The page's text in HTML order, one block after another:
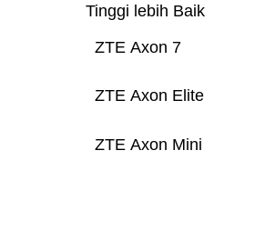
Tinggi lebih Baik
ZTE Axon Mini
ZTE Axon Elite
ZTE Axon 7